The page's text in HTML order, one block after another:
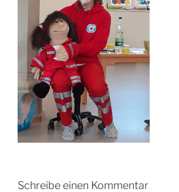
Schreibe einen Kommentar